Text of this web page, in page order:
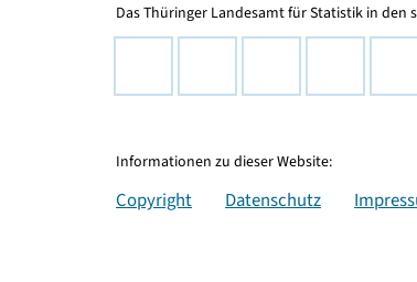
Das Thüringer Landesamt für Statistik in den
Informationen zu dieser Website:
Copyright Datenschutz